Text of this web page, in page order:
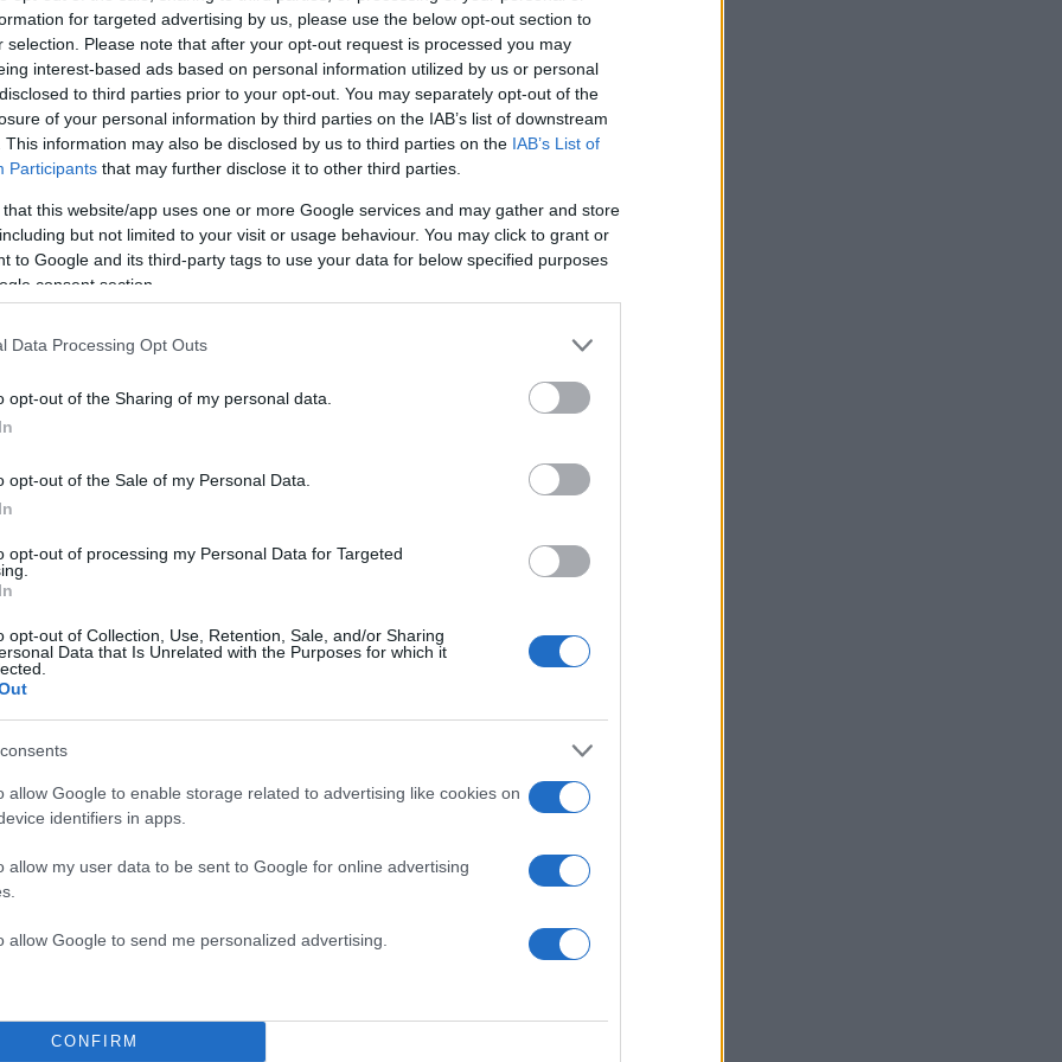
for targeted advertising by us, please use the below opt-out section to
selection. Please note that after your opt-out request is processed you may
interest-based ads based on personal information utilized by us or personal
to third parties prior to your opt-out. You may separately opt-out of the
of your personal information by third parties on the IAB’s list of downstream
This information may also be disclosed by us to third parties on the IAB’s List of
Participants that may further disclose it to other third parties.
that this website/app uses one or more Google services and may gather and store
but not limited to your visit or usage behaviour. You may click to grant or
to Google and its third-party tags to use your data for below specified purposes
consent section.
Data Processing Opt Outs
opt-out of the Sharing of my personal data.
opt-out of the Sale of my Personal Data.
opt-out of processing my Personal Data for Targeted
opt-out of Collection, Use, Retention, Sale, and/or Sharing
Data that Is Unrelated with the Purposes for which it
allow Google to enable storage related to advertising like cookies on
identifiers in apps.
allow my user data to be sent to Google for online advertising
allow Google to send me personalized advertising.
CONFIRM
ΔΙΑΦΗΜΙΣΗ
ιδρύθηκε το 1814 με την μορφή Σχολής από τρεις
του πνεύματος και των γραμμάτων και
τον Άνθιμο Γαζή, τον Γρηγόριο Κωνσταντά και
Οι ιδρυτές της, τής έδωσαν το όνομα «Ψυχής Άκος»,
Ακαδημία, κάτι σαν πανεπιστήμιο, αλλά οι οθωμανικές
δώσουν άδεια για κάτι τέτοιο.